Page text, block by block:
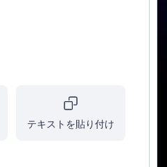
テキストを貼り付け